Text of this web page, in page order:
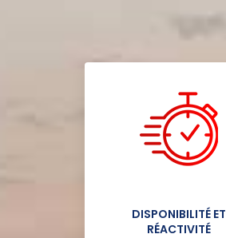
DISPONIBILITÉ ET
RÉACTIVITÉ